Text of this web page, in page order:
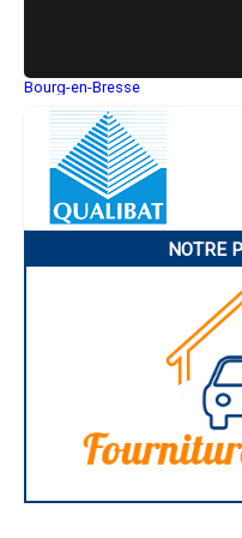
- Entreprise de
- Entreprise de
- Entreprise de rénovation
- Entreprise de
- Entreprise de
- Entreprise de
- Entreprise de rénovation
- Entreprise de
- Entreprise de
- Entreprise de
- Entreprise de
- Entreprise de
- Entreprise de
- Entreprise de
- Entreprise de
- Entreprise de
- Entreprise de rénovation
- Entreprise de
Bourg-en-Bresse
Montluçon
Manosque
Gap
Charleville-Mézières
Pamiers
Narbonne
Saint-Brieuc
Besançon
NOTRE